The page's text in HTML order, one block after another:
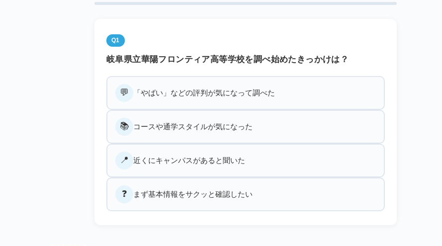
Q1
岐阜県立華陽フロンティア高等学校を調べ始めたきっかけは？
💬 「やばい」などの評判が気になって調べた
📚 コースや通学スタイルが気になった
📍 近くにキャンパスがあると聞いた
❓ まず基本情報をサクッと確認したい